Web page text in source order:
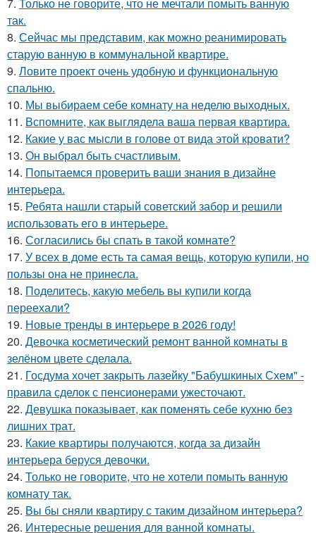
так.
8. Сейчас мы представим, как можно реанимировать
старую ванную в коммунальной квартире.
9. Ловите проект очень удобную и функциональную
спальню.
10. Мы выбираем себе комнату на неделю выходных.
11. Вспомните, как выглядела ваша первая квартира.
12. Какие у вас мысли в голове от вида этой кровати?
13. Он выбрал быть счастливым.
14. Попытаемся проверить ваши знания в дизайне
интерьера.
15. Ребята нашли старый советский забор и решили
использовать его в интерьере.
16. Согласились бы спать в такой комнате?
17. У всех в доме есть та самая вещь, которую купили, но
пользы она не принесла.
18. Поделитесь, какую мебель вы купили когда
переехали?
19. Новые тренды в интерьере в 2026 году!
20. Девочка косметический ремонт ванной комнаты в
зелёном цвете сделала.
21. Госдума хочет закрыть лазейку "Бабушкиных Схем" -
правила сделок с пенсионерами ужесточают.
22. Девушка показывает, как поменять себе кухню без
лишних трат.
23. Какие квартиры получаются, когда за дизайн
интерьера беруся девочки.
24. Только не говорите, что не хотели помыть ванную
комнату так.
25. Вы бы сняли квартиру с таким дизайном интерьера?
26. Интересные решения для ванной комнаты.